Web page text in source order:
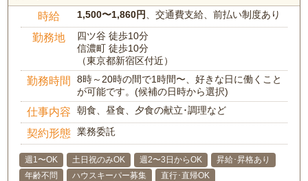
時給 1,500〜1,860円 、交通費支給、前払い制度あり
勤務地
四ツ谷 徒歩10分
信濃町 徒歩10分
（東京都新宿区付近）
勤務時間
8時～20時の間で1時間〜、好きな日に働くこと
が可能です。(候補の日時から選択)
仕事内容 朝食、昼食、夕食の献立･調理など
契約形態 業務委託
週1〜OK 土日祝のみOK 週2〜3日からOK
昇給･昇格あり
年齢不問
ハウスキーパー募集 直行･直帰OK